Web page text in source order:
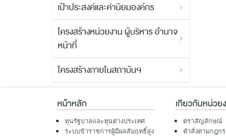
เป้าประสงค์และค่านิยมองค์กร
โครงสร้างหน่วยงาน ผู้บริหาร อำนาจ
หน้าที่
โครงสร้างภายในสถาบันฯ
หน้าหลัก
ทุนรัฐบาลและทุนต่างประเทศ
ระบบข้าราชการผู้มีผลสัมฤทธิ์สูง
เกียวกับหน่วย
ตราสัญลักษณ์
คำสั่งตามกฎก